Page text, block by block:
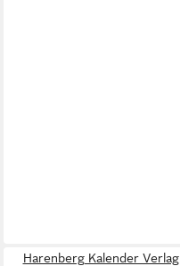
Harenberg Kalender Verlag